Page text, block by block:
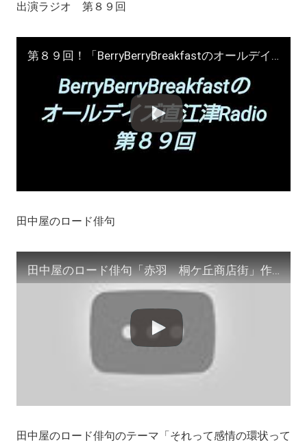
出演ラジオ 第８９回
第８９回！「BerryBerryBreakfastのオールデイズ直江津Radio」ヨーグルト田中とDJシューカイ
田中屋のロード俳句
田中屋のロード俳句「赤羽 桐ケ丘商店街」作/田中宏明 #サイドカー #ZINE #わけありな女 #shorts #シティスナップ
田中屋のロード俳句のテーマ「それって感情の環状って